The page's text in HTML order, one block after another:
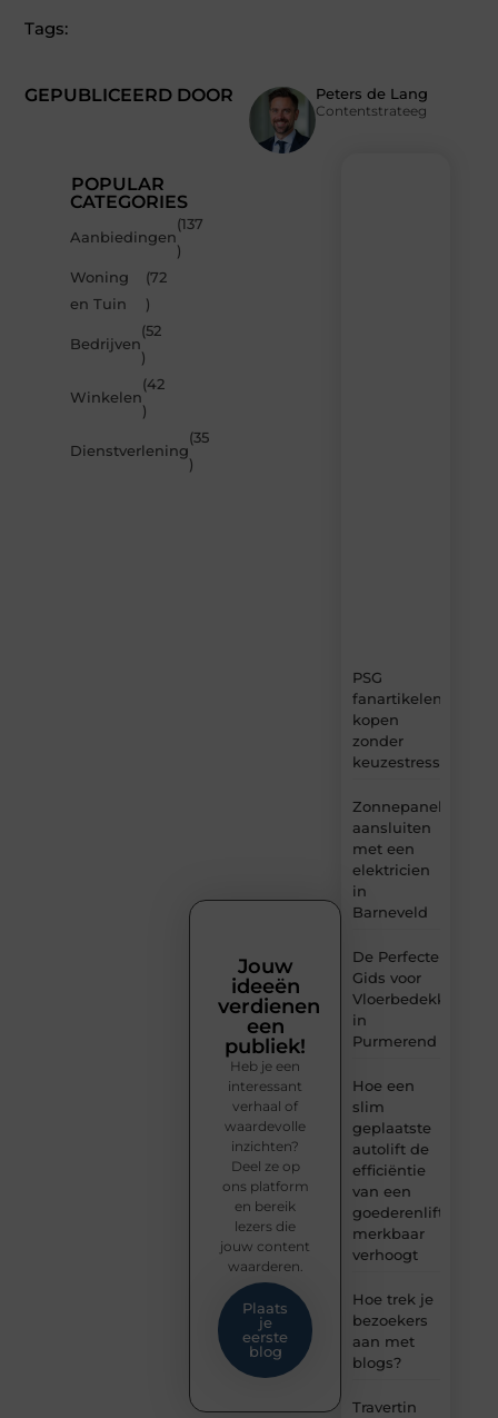
GEPUBLICEERD DOOR Peters de Lang
Contentstrateeg
Tags:
POPULAR
CATEGORIES
Aanbiedingen
(137
)
Woning
en Tuin
(72
)
Bedrijven
(52
)
Winkelen
(42
)
Dienstverlening
(35
)
PSG
fanartikelen
kopen
zonder
keuzestress
Zonnepanelen
aansluiten
met een
elektricien
in
Barneveld
De Perfecte
Gids voor
Vloerbedekking
in
Purmerend
Hoe een
slim
geplaatste
autolift de
efficiëntie
van een
goederenlift
merkbaar
verhoogt
Hoe trek je
bezoekers
aan met
blogs?
Travertin
Jouw
ideeën
verdienen
een
publiek!
Heb je een
interessant
verhaal of
waardevolle
inzichten?
Deel ze op
ons platform
en bereik
lezers die
jouw content
waarderen.
Plaats
je
eerste
blog